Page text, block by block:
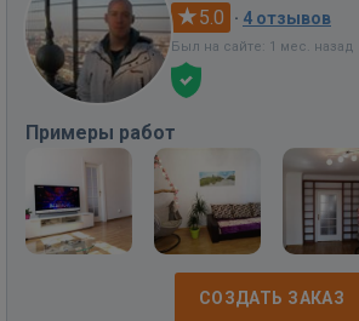
5.0 · 4 отзывов
Был на сайте: 1 мес. назад
Примеры работ
СОЗДАТЬ ЗАКАЗ